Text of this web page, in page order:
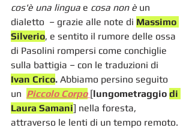
cos'è una lingua e cosa non è un
dialetto  – grazie alle note di Massimo
Silverio, e sentito il rumore delle ossa
di Pasolini rompersi come conchiglie
sulla battigia – con le traduzioni di
Ivan Crico. Abbiamo persino seguito
un Piccolo Corpo [lungometraggio di
Laura Samani] nella foresta,
attraverso le lenti di un tempo remoto.